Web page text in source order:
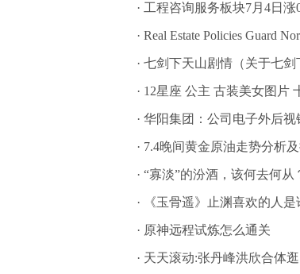
· 工程咨询服务板块7月4日
· Real Estate Policies Guard
· 七剑下天山剧情（关于七剑
· 12星座 公主 古装美女图片
· 华阳集团：公司电子外后视
· 7.4晚间黄金原油走势分析
· “寡淡”的汾酒，该何去何从
· 《玉骨遥》止渊喜欢的人
· 原神远程试炼怎么通关
· 天天滚动:张丹峰洪欣合体